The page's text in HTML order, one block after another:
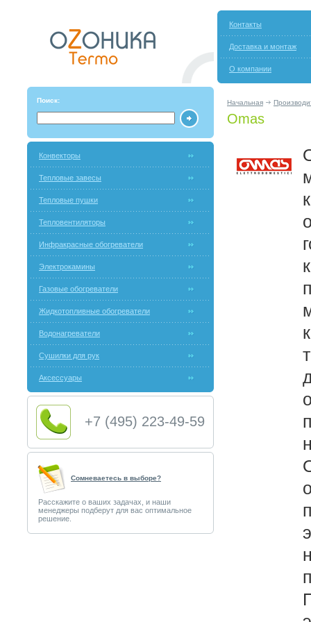
Контакты
Доставка и монтаж
О компании
Поиск: Начальная
Omas
Конвекторы
Тепловые завесы
Тепловые пушки
Тепловентиляторы
Инфракрасные обогреватели
Электрокамины
Газовые обогреватели
Жидкотопливные обогреватели
Водонагреватели
Сушилки для рук
Аксессуары
+7 (495) 223-49-59
Сомневаетесь в выборе?
Расскажите о ваших задачах, и наши
менеджеры подберут для вас оптимальное
решение.